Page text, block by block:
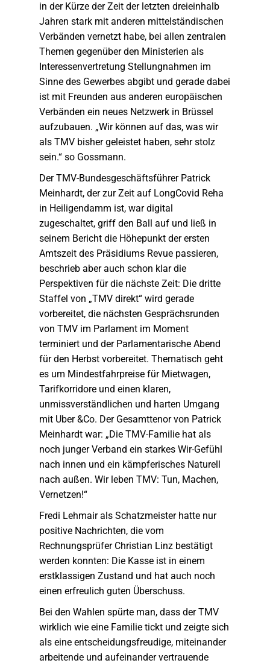
in der Kürze der Zeit der letzten dreieinhalb
Jahren stark mit anderen mittelständischen
Verbänden vernetzt habe, bei allen zentralen
Themen gegenüber den Ministerien als
Interessenvertretung Stellungnahmen im
Sinne des Gewerbes abgibt und gerade dabei
ist mit Freunden aus anderen europäischen
Verbänden ein neues Netzwerk in Brüssel
aufzubauen. „Wir können auf das, was wir
als TMV bisher geleistet haben, sehr stolz
sein.“ so Gossmann.
Der TMV-Bundesgeschäftsführer Patrick
Meinhardt, der zur Zeit auf LongCovid Reha
in Heiligendamm ist, war digital
zugeschaltet, griff den Ball auf und ließ in
seinem Bericht die Höhepunkt der ersten
Amtszeit des Präsidiums Revue passieren,
beschrieb aber auch schon klar die
Perspektiven für die nächste Zeit: Die dritte
Staffel von „TMV direkt“ wird gerade
vorbereitet, die nächsten Gesprächsrunden
von TMV im Parlament im Moment
terminiert und der Parlamentarische Abend
für den Herbst vorbereitet. Thematisch geht
es um Mindestfahrpreise für Mietwagen,
Tarifkorridore und einen klaren,
unmissverständlichen und harten Umgang
mit Uber &Co. Der Gesamttenor von Patrick
Meinhardt war: „Die TMV-Familie hat als
noch junger Verband ein starkes Wir-Gefühl
nach innen und ein kämpferisches Naturell
nach außen. Wir leben TMV: Tun, Machen,
Vernetzen!“
Fredi Lehmair als Schatzmeister hatte nur
positive Nachrichten, die vom
Rechnungsprüfer Christian Linz bestätigt
werden konnten: Die Kasse ist in einem
erstklassigen Zustand und hat auch noch
einen erfreulich guten Überschuss.
Bei den Wahlen spürte man, dass der TMV
wirklich wie eine Familie tickt und zeigte sich
als eine entscheidungsfreudige, miteinander
arbeitende und aufeinander vertrauende